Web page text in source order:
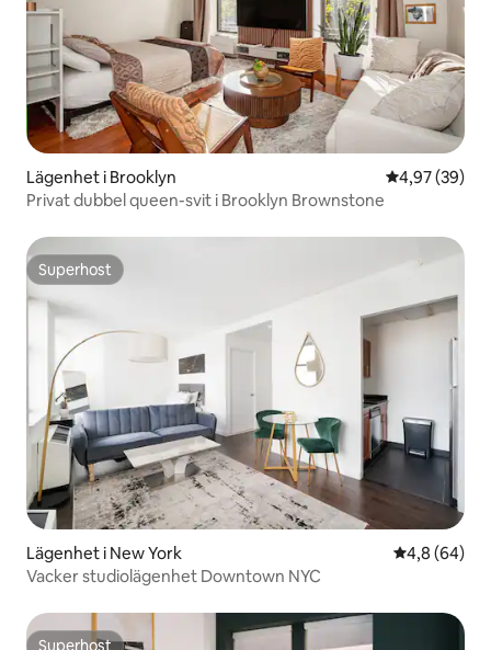
Lägenhet i Brooklyn 4,97 av 5 i
4,97 (39)
Privat dubbel queen-svit i Brooklyn Brownstone
Superhost
Superhost
Lägenhet i New York 4,8 av 5 i
4,8 (64)
Vacker studiolägenhet Downtown NYC
Superhost